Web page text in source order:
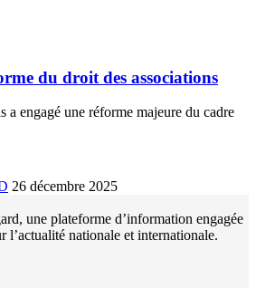
du droit des associations
a engagé une réforme majeure du cadre
26 décembre 2025
une plateforme d’information engagée
l’actualité nationale et internationale.